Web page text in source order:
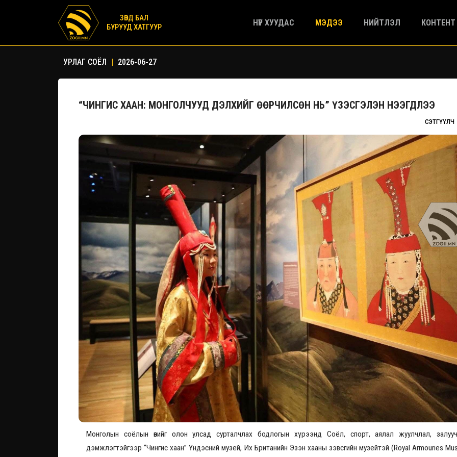
ЗӨВД БАЛ
БУРУУД ХАТГУУР
НҮҮР ХУУДАС МЭДЭЭ НИЙТЛЭЛ КОНТЕНТ
УРЛАГ СОЁЛ | 2026-06-27
“ЧИНГИС ХААН: МОНГОЛЧУУД ДЭЛХИЙГ ӨӨРЧИЛСӨН НЬ” ҮЗЭСГЭЛЭН НЭЭГДЛЭЭ
СЭТГҮҮЛЧ
Монголын соёлын өвийг олон улсад сурталчлах бодлогын хүрээнд Соёл, спорт, аялал жуулчлал,
дэмжлэгтэйгээр “Чингис хаан” Үндэсний музей, Их Британийн Эзэн хааны зэвсгийн музейтэй (Royal Armouries
Үзвэрийн хувиарууд